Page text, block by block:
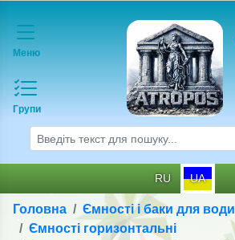
Меню
Групи
RU UA
Головна
Ємності і баки для води
Ємності горизонтальні